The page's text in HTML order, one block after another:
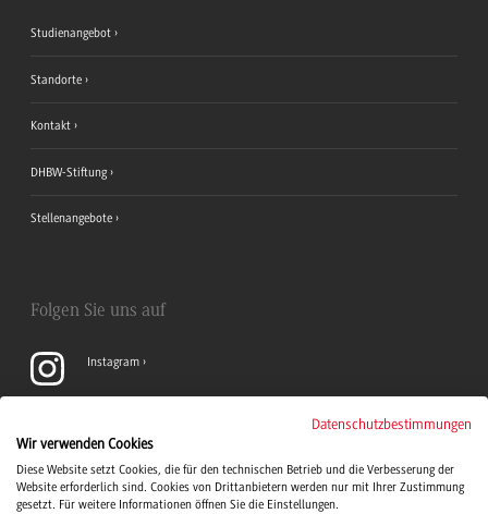
Studienangebot
Standorte
Kontakt
DHBW-Stiftung
Stellenangebote
Folgen Sie uns auf
Instagram
LinkedIn
Datenschutzbestimmungen
Wir verwenden Cookies
Diese Website setzt Cookies, die für den technischen Betrieb und die Verbesserung der
Website erforderlich sind. Cookies von Drittanbietern werden nur mit Ihrer Zustimmung
gesetzt. Für weitere Informationen öffnen Sie die Einstellungen.